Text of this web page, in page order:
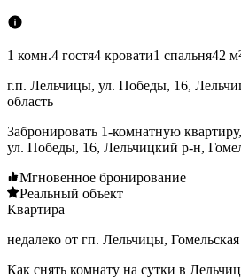
1 комн.4 гостя4 кровати1 спальня42
г.п. Лельчицы, ул. Победы, 16,
область
Забронировать 1-комнатную
ул. Победы, 16, Лельчицкий р-н,
Мгновенное бронирование
Реальный объект
Квартира
недалеко от гп. Лельчицы, Гомельская
Как снять комнату на сутки в